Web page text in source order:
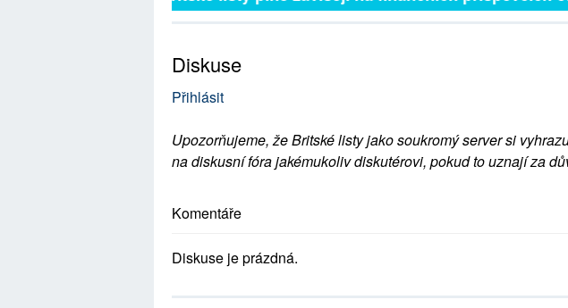
Diskuse
Přihlásit
Upozorňujeme, že Britské listy jako soukromý server si
na diskusní fóra jakémukoliv diskutérovi, pokud to uznají za
Komentáře
Diskuse je prázdná.